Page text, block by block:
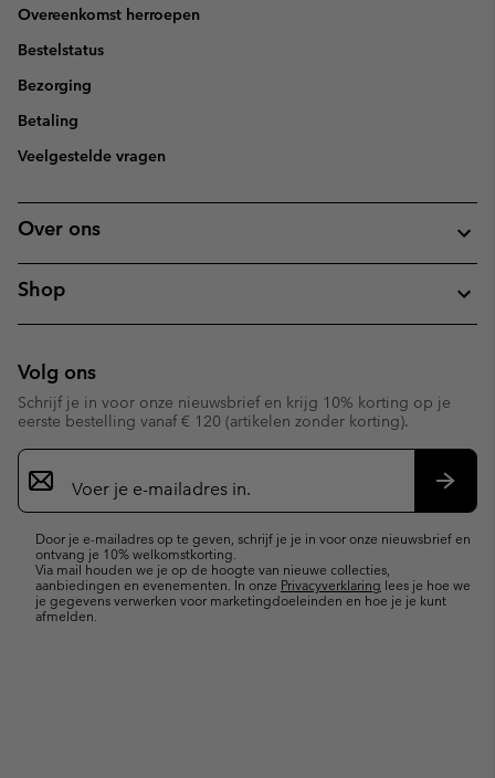
Overeenkomst herroepen
Bestelstatus
Bezorging
Betaling
Veelgestelde vragen
Over ons
Shop
Volg ons
Schrijf je in voor onze nieuwsbrief en krijg 10% korting op je
eerste bestelling vanaf € 120 (artikelen zonder korting).
Aanmelden
voor
e-
Door je e-mailadres op te geven, schrijf je je in voor onze nieuwsbrief en
ontvang je 10% welkomstkorting.
Via mail houden we je op de hoogte van nieuwe collecties,
aanbiedingen en evenementen. In onze Privacyverklaring lees je hoe we
je gegevens verwerken voor marketingdoeleinden en hoe je je kunt
afmelden.